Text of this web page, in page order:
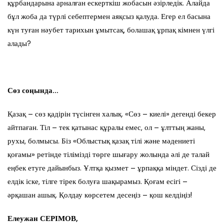
құрбандарына арналған ескерткіш жобасын әзірледік. Алайда
бұл жоба да түрлі себептермен аяқсыз қалуда. Егер ел басына
күн туған нәубет тарихын ұмытсақ, болашақ ұрпақ кімнен үлгі
алады?
Сөз соңында…
Қазақ – сөз қадірін түсінген халық. «Сөз – киелі» дегенді бекер
айтпаған. Тіл – тек қатынас құралы емес, ол – ұлттың жаны,
рухы, болмысы. Біз «Облыстық қазақ тілі және мәдениеті
қоғамы» ретінде тілімізді төрге шығару жолында әлі де талай
еңбек етуге дайынбыз. Ұлтқа қызмет – ұрпаққа міндет. Сізді де
елдік іске, тілге тірек болуға шақырамыз. Қоғам есігі –
әрқашан ашық. Қолдау көрсетем десеңіз – қош келдіңіз!
Елеужан СЕРІМОВ,